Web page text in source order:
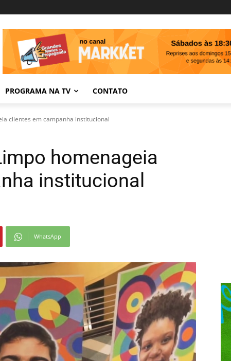
PROGRAMA NA TV CONTATO
clientes em campanha institucional
homenageia
institucional
WhatsApp